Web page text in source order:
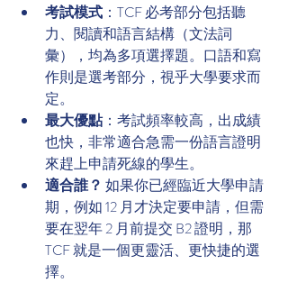
考試模式 ：TCF 必考部分包括聽
力、閱讀和語言結構（文法詞
彙），均為多項選擇題。口語和寫
作則是選考部分，視乎大學要求而
定。
最大優點：考試頻率較高，出成績
也快，非常適合急需一份語言證明
來趕上申請死線的學生。
適合誰？ 如果你已經臨近大學申請
期，例如 12 月才決定要申請，但需
要在翌年 2 月前提交 B2 證明，那
TCF 就是一個更靈活、更快捷的選
擇。